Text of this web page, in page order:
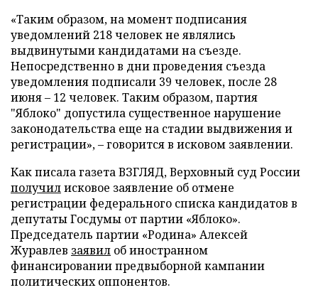
«Таким образом, на момент подписания
уведомлений 218 человек не являлись
выдвинутыми кандидатами на съезде.
Непосредственно в дни проведения съезда
уведомления подписали 39 человек, после 28
июня – 12 человек. Таким образом, партия
"Яблоко" допустила существенное нарушение
законодательства еще на стадии выдвижения и
регистрации», – говорится в исковом заявлении.
Как писала газета ВЗГЛЯД, Верховный суд России
получилисковое заявление об отмене
регистрации федерального списка кандидатов в
депутаты Госдумы от партии «Яблоко».
Председатель партии «Родина» Алексей
Журавлев заявил об иностранном
финансировании предвыборной кампании
политических оппонентов.